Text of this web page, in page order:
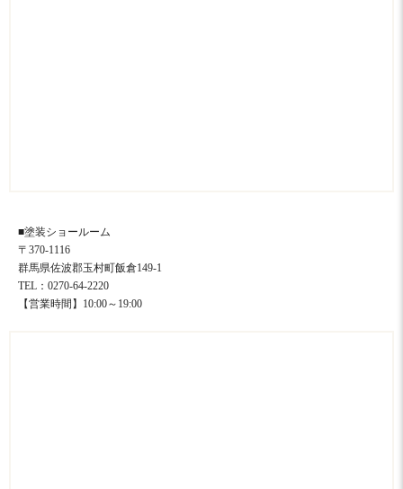
■塗装ショールーム
〒370-1116
群馬県佐波郡玉村町飯倉149-1
TEL：0270-64-2220
【営業時間】10:00～19:00